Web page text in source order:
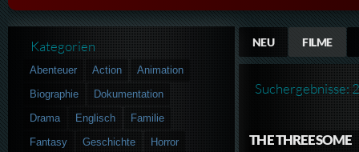
NEU FILME
Suchergebnisse: 2
THE THREESOME
Kategorien
Abenteuer Action
Animation
Biographie
Dokumentation
Drama
Englisch
Familie
Fantasy
Geschichte
Horror